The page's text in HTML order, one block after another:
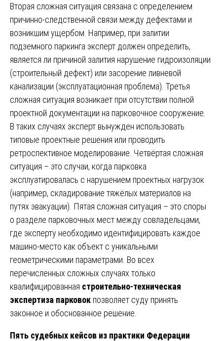
Вторая сложная ситуация связана с определением
причинно-следственной связи между дефектами и
возникшим ущербом. Например, при залитии
подземного паркинга эксперт должен определить,
является ли причиной залития нарушение гидроизоляции
(строительный дефект) или засорение ливневой
канализации (эксплуатационная проблема). Третья
сложная ситуация возникает при отсутствии полной
проектной документации на парковочное сооружение.
В таких случаях эксперт вынужден использовать
типовые проектные решения или проводить
ретроспективное моделирование. Четвёртая сложная
ситуация – это случаи, когда парковка
эксплуатировалась с нарушением проектных нагрузок
(например, складирование тяжёлых материалов на
путях эвакуации). Пятая сложная ситуация – это споры
о разделе парковочных мест между совладельцами,
где эксперту необходимо идентифицировать каждое
машино-место как объект с уникальными
геометрическими параметрами. Во всех
перечисленных сложных случаях только
квалифицированная строительно-техническая
экспертиза парковок позволяет суду принять
законное и обоснованное решение.
Пять судебных кейсов из практики Федерации